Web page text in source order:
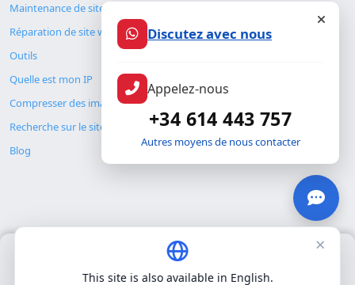
Maintenance de site web
Réparation de site web
Outils
Quelle est mon IP
Compresser des images
Recherche sur le site
Blog
© Copyright 2026. ALMC SECURITY S.L.U.
Nous utilisons uniquement nos propres cookies pour le
Discutez avec nous
Appelez-nous
+34 614 443 757
Autres moyens de nous contacter
×
This site is also available in English.